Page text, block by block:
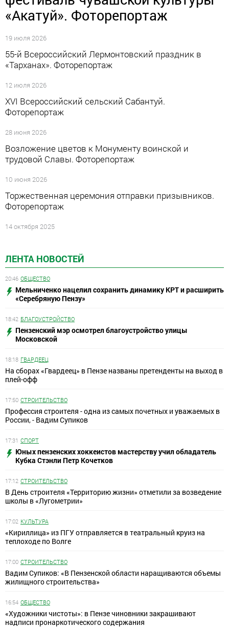
ЛЕНТА НОВОСТЕЙ
20:46 ОБЩЕСТВО
Мельниченко нацелил сохранить динамику КРТ и расширить
«Серебряную Пензу»
18:42 БЛАГОУСТРОЙСТВО
Пензенский мэр осмотрел благоустройство улицы
Московской
18:18 ГВАРДЕЕЦ
На сборах «Гвардеец» в Пензе названы претенденты на выход в
плей-офф
17:50 СТРОИТЕЛЬСТВО
Профессия строителя - одна из самых почетных и уважаемых в
России, - Вадим Супиков
17:31 СПОРТ
Юных пензенских хоккеистов мастерству учил обладатель
Кубка Стэнли Петр Кочетков
17:12 СТРОИТЕЛЬСТВО
В День строителя «Территорию жизни» отметили за возведение
школы в «Лугометрии»
17:02 КУЛЬТУРА
«Кириллица» из ПГУ отправляется в театральный круиз на
теплоходе по Волге
17:00 СТРОИТЕЛЬСТВО
Вадим Супиков: «В Пензенской области наращиваются объемы
жилищного строительства»
16:54 ОБЩЕСТВО
«Художники чистоты»: в Пензе чиновники закрашивают
надписи пронаркотического содержания
«Акатуй». Фоторепортаж
19 июля 2026
55-й Всероссийский Лермонтовский праздник в
«Тарханах». Фоторепортаж
12 июля 2026
XVI Всероссийский сельский Сабантуй.
Фоторепортаж
28 июня 2026
Возложение цветов к Монументу воинской и
трудовой Славы. Фоторепортаж
10 июня 2026
Торжественная церемония отправки призывников.
Фоторепортаж
14 октября 2025